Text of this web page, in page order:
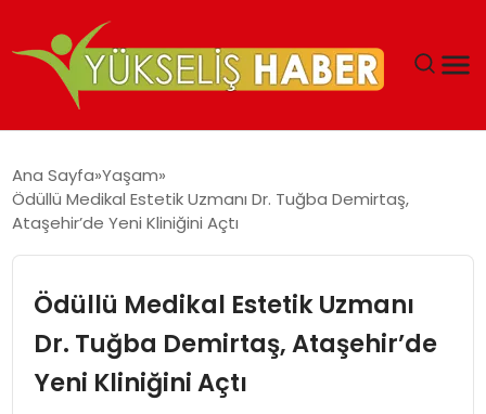
MALIYETLERINI AZALTIYOR’
Ana Sayfa Yaşam
Ödüllü Medikal Estetik Uzmanı Dr. Tuğba Demirtaş,
Ataşehir’de Yeni Kliniğini Açtı
Ödüllü Medikal Estetik Uzmanı
Dr. Tuğba Demirtaş, Ataşehir’de
Yeni Kliniğini Açtı